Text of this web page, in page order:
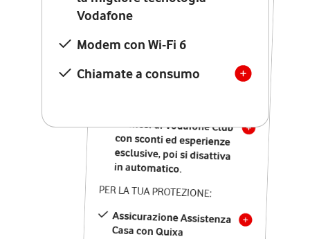
Vodafone
Modem con Wi-Fi 6
Chiamate a consumo
Modem Seven con Wi-Fi 7
Chiamate illimitate verso
numeri fissi e mobili
nazionali
12 mesi di Vodafone Club
con sconti ed esperienze
esclusive, poi si disattiva
in automatico.
PER LA TUA PROTEZIONE:
Assicurazione Assistenza
Casa con Quixa